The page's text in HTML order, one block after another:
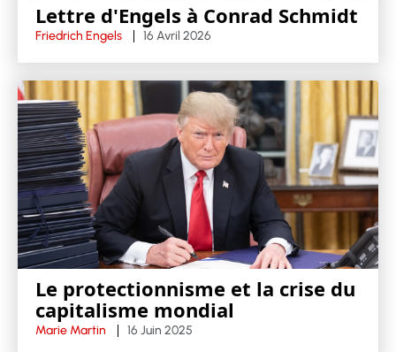
Lettre d'Engels à Conrad Schmidt
Friedrich Engels 16 Avril 2026
Le protectionnisme et la crise du
capitalisme mondial
Marie Martin 16 Juin 2025